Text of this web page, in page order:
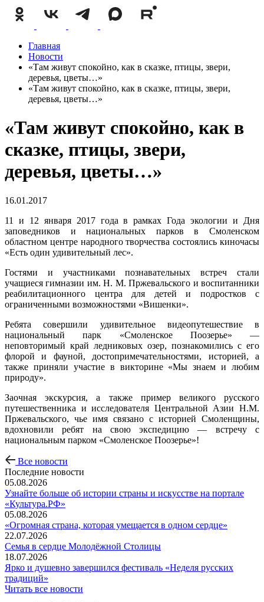
Главная
Новости
«Там живут спокойно, как в сказке, птицы, звери,
деревья, цветы…»
«Там живут спокойно, как в сказке, птицы, звери,
деревья, цветы…»
«Там живут спокойно, как в
сказке, птицы, звери,
деревья, цветы…»
16.01.2017
11 и 12 января 2017 года в рамках Года экологии и Дня
заповедников и национальных парков в Смоленском
областном центре народного творчества состоялись киночасы
«Есть один удивительный лес».
Гостями и участниками познавательных встреч стали
учащиеся гимназии им. Н. М. Пржевальского и воспитанники
реабилитационного центра для детей и подростков с
ограниченными возможностями «Вишенки».
Ребята совершили удивительное видеопутешествие в
национальный парк «Смоленское Поозерье» —
неповторимый край ледниковых озер, познакомились с его
флорой и фауной, достопримечательностями, историей, а
также приняли участие в викторине «Мы знаем и любим
природу».
Заочная экскурсия, а также пример великого русского
путешественника и исследователя Центральной Азии Н.М.
Пржевальского, чье имя связано с историей Смоленщины,
вдохновили ребят на свою экспедицию — встречу с
национальным парком «Смоленское Поозерье»!
Все новости
Последние новости
05.08.2026
Узнайте больше об истории страны и искусстве на портале
«Культура.РФ»
05.08.2026
«Огромная страна, которая умещается в одном сердце»
22.07.2026
Семья в сердце Молодёжной Столицы
18.07.2026
Ярко и душевно завершился фестиваль «Неделя русских
традиций»
Читать все новости